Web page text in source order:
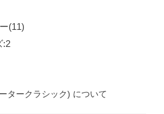
(11)
:2
タークラシック) について